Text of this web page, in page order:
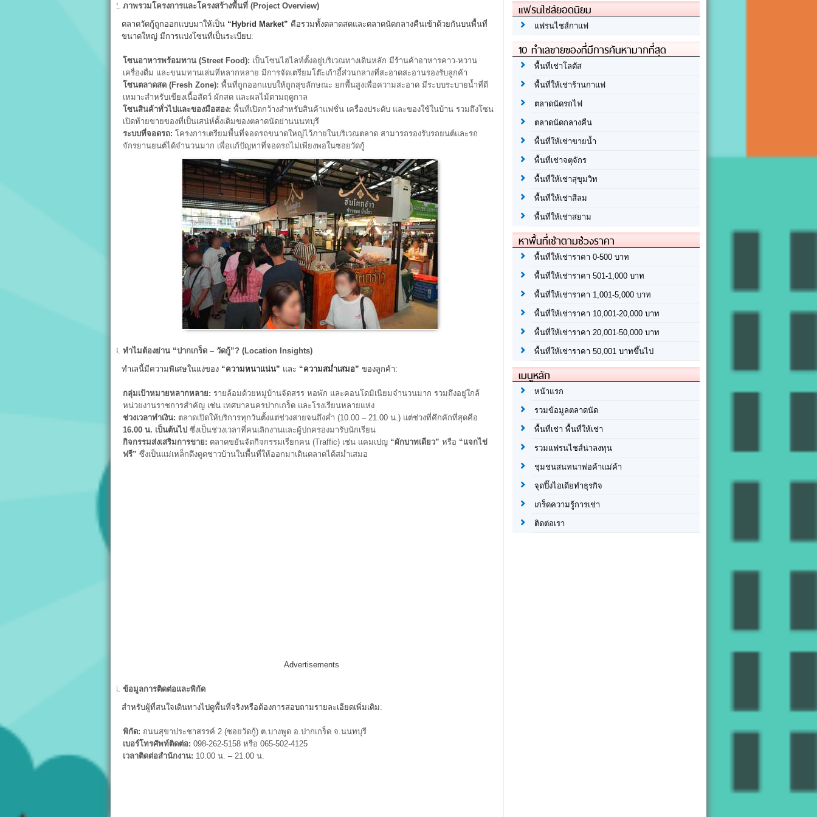
ภาพรวมโครงการและโครงสร้างพื้นที่ (Project Overview)
ตลาดวัดกู้ถูกออกแบบมาให้เป็น “Hybrid Market” คือรวมทั้งตลาดสดและตลาดนัดกลางคืนเข้าด้วยกันบนพื้นที่
ขนาดใหญ่ มีการแบ่งโซนที่เป็นระเบียบ:
โซนอาหารพร้อมทาน (Street Food): เป็นโซนไฮไลท์ตั้งอยู่บริเวณทางเดินหลัก มีร้านค้าอาหารคาว-หวาน
เครื่องดื่ม และขนมทานเล่นที่หลากหลาย มีการจัดเตรียมโต๊ะเก้าอี้ส่วนกลางที่สะอาดสะอานรองรับลูกค้า
โซนตลาดสด (Fresh Zone): พื้นที่ถูกออกแบบให้ถูกสุขลักษณะ ยกพื้นสูงเพื่อความสะอาด มีระบบระบายน้ำที่ดี
เหมาะสำหรับเขียงเนื้อสัตว์ ผักสด และผลไม้ตามฤดูกาล
โซนสินค้าทั่วไปและของมือสอง: พื้นที่เปิดกว้างสำหรับสินค้าแฟชั่น เครื่องประดับ และของใช้ในบ้าน รวมถึงโซน
เปิดท้ายขายของที่เป็นเสน่ห์ดั้งเดิมของตลาดนัดย่านนนทบุรี
ระบบที่จอดรถ: โครงการเตรียมพื้นที่จอดรถขนาดใหญ่ไว้ภายในบริเวณตลาด สามารถรองรับรถยนต์และรถ
จักรยานยนต์ได้จำนวนมาก เพื่อแก้ปัญหาที่จอดรถไม่เพียงพอในซอยวัดกู้
ทำไมต้องย่าน “ปากเกร็ด – วัดกู้”? (Location Insights)
ทำเลนี้มีความพิเศษในแง่ของ “ความหนาแน่น” และ “ความสม่ำเสมอ” ของลูกค้า:
กลุ่มเป้าหมายหลากหลาย: รายล้อมด้วยหมู่บ้านจัดสรร หอพัก และคอนโดมิเนียมจำนวนมาก รวมถึงอยู่ใกล้
หน่วยงานราชการสำคัญ เช่น เทศบาลนครปากเกร็ด และโรงเรียนหลายแห่ง
ช่วงเวลาทำเงิน: ตลาดเปิดให้บริการทุกวันตั้งแต่ช่วงสายจนถึงค่ำ (10.00 – 21.00 น.) แต่ช่วงที่คึกคักที่สุดคือ
16.00 น. เป็นต้นไป ซึ่งเป็นช่วงเวลาที่คนเลิกงานและผู้ปกครองมารับนักเรียน
กิจกรรมส่งเสริมการขาย: ตลาดขยันจัดกิจกรรมเรียกคน (Traffic) เช่น แคมเปญ “ผักบาทเดียว” หรือ “แจกไข่
ฟรี” ซึ่งเป็นแม่เหล็กดึงดูดชาวบ้านในพื้นที่ให้ออกมาเดินตลาดได้สม่ำเสมอ
Advertisements
ข้อมูลการติดต่อและพิกัด
สำหรับผู้ที่สนใจเดินทางไปดูพื้นที่จริงหรือต้องการสอบถามรายละเอียดเพิ่มเติม:
พิกัด: ถนนสุขาประชาสรรค์ 2 (ซอยวัดกู้) ต.บางพูด อ.ปากเกร็ด จ.นนทบุรี
เบอร์โทรศัพท์ติดต่อ: 098-262-5158 หรือ 065-502-4125
เวลาติดต่อสำนักงาน: 10.00 น. – 21.00 น.
แฟรนไชส์ยอดนิยม
แฟรนไชส์กาแฟ
10 ทำเลขายของที่มีการค้นหามากที่สุด
พื้นที่เช่าโลตัส
พื้นที่ให้เช่าร้านกาแฟ
ตลาดนัดรถไฟ
ตลาดนัดกลางคืน
พื้นที่ให้เช่าขายน้ำ
พื้นที่เช่าจตุจักร
พื้นที่ให้เช่าสุขุมวิท
พื้นที่ให้เช่าสีลม
พื้นที่ให้เช่าสยาม
หาพื้นที่เช่าตามช่วงราคา
พื้นที่ให้เช่าราคา 0-500 บาท
พื้นที่ให้เช่าราคา 501-1,000 บาท
พื้นที่ให้เช่าราคา 1,001-5,000 บาท
พื้นที่ให้เช่าราคา 10,001-20,000 บาท
พื้นที่ให้เช่าราคา 20,001-50,000 บาท
พื้นที่ให้เช่าราคา 50,001 บาทขึ้นไป
เมนูหลัก
หน้าแรก
รวมข้อมูลตลาดนัด
พื้นที่เช่า พื้นที่ให้เช่า
รวมแฟรนไชส์น่าลงทุน
ชุมชนสนทนาพ่อค้าแม่ค้า
จุดปิ๊งไอเดียทำธุรกิจ
เกร็ดความรู้การเช่า
ติดต่อเรา